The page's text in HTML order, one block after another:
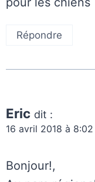
Répondre
Eric dit :
16 avril 2018 à
Bonjour!,